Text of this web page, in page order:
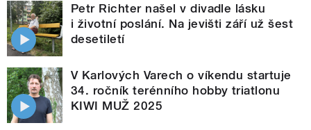
Petr Richter našel v divadle lásku
i životní poslání. Na jevišti září už šest
desetiletí
V Karlových Varech o víkendu startuje
34. ročník terénního hobby triatlonu
KIWI MUŽ 2025